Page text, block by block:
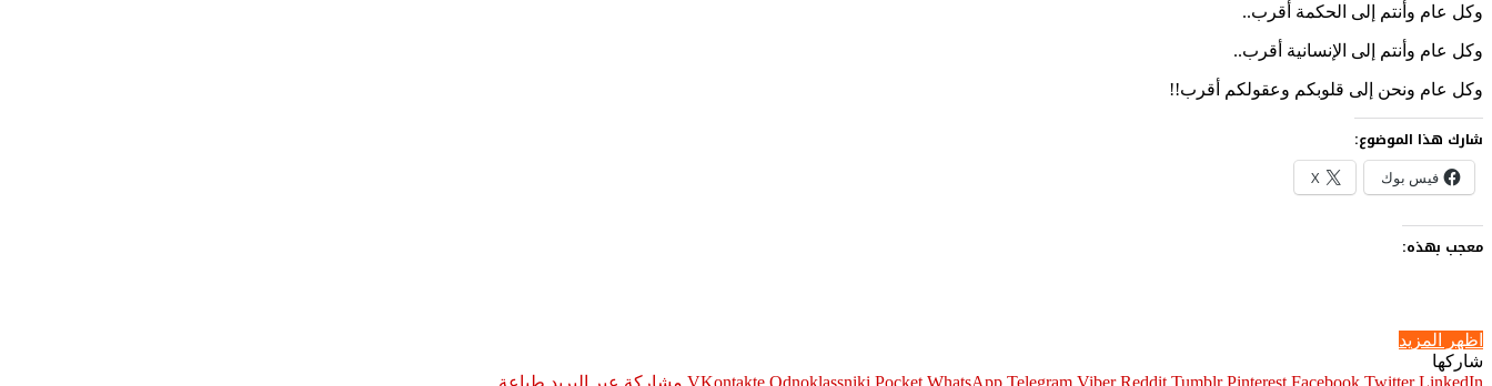
وكل عام وأنتم إلى الحكمة أقرب..
وكل عام وأنتم إلى الإنسانية أقرب..
وكل عام ونحن إلى قلوبكم وعقولكم أقرب!!
شارك هذا الموضوع:
فيس بوك X
معجب بهذه:
اظهر المزيد
شاركها
Facebook Twitter LinkedIn
Pinterest
Odnoklassniki Pocket WhatsApp Telegram Viber مشاركة عبر البريد طباعة